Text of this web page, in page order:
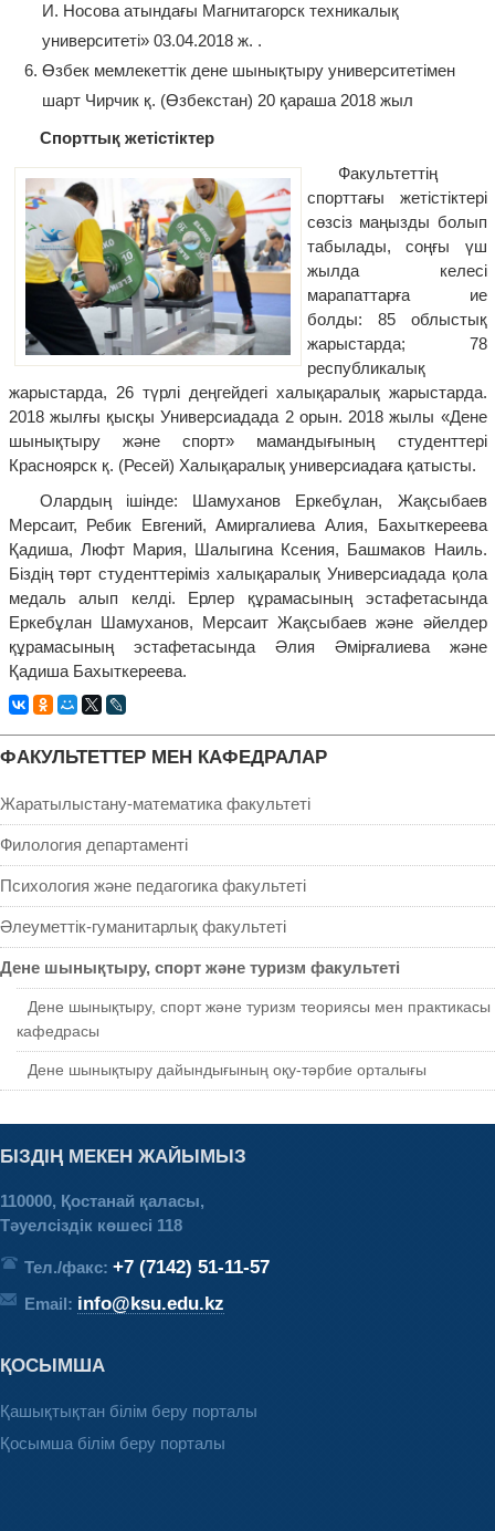
И. Носова атындағы Магнитагорск техникалық
университеті» 03.04.2018 ж. .
Өзбек мемлекеттік дене шынықтыру университетімен
шарт Чирчик қ. (Өзбекстан) 20 қараша 2018 жыл
Спорттық жетістіктер
Факультеттің
спорттағы жетістіктері
сөзсіз маңызды болып
табылады, соңғы үш
жылда келесі
марапаттарға ие
болды: 85 облыстық
жарыстарда; 78
республикалық
жарыстарда, 26 түрлі деңгейдегі халықаралық жарыстарда.
2018 жылғы қысқы Универсиадада 2 орын. 2018 жылы «Дене
шынықтыру және спорт» мамандығының студенттері
Красноярск қ. (Ресей) Халықаралық универсиадаға қатысты.
Олардың ішінде: Шамуханов Еркебұлан, Жақсыбаев
Мерсаит, Ребик Евгений, Амиргалиева Алия, Бахыткереева
Қадиша, Люфт Мария, Шалыгина Ксения, Башмаков Наиль.
Біздің төрт студенттеріміз халықаралық Универсиадада қола
медаль алып келді. Ерлер құрамасының эстафетасында
Еркебұлан Шамуханов, Мерсаит Жақсыбаев және әйелдер
құрамасының эстафетасында Әлия Әмірғалиева және
Қадиша Бахыткереева.
ФАКУЛЬТЕТТЕР МЕН КАФЕДРАЛАР
Жаратылыстану-математика факультеті
Филология департаменті
Психология және педагогика факультеті
Әлеуметтік-гуманитарлық факультеті
Дене шынықтыру, спорт және туризм факультеті
Дене шынықтыру, спорт және туризм теориясы мен практикасы
кафедрасы
Дене шынықтыру дайындығының оқу-тәрбие орталығы
БІЗДІҢ МЕКЕН ЖАЙЫМЫЗ
110000, Қостанай қаласы,
Тәуелсіздік көшесі 118
Тел./факс: +7 (7142) 51-11-57
Email: info@ksu.edu.kz
ҚОСЫМША
Қашықтықтан білім беру порталы
Қосымша білім беру порталы